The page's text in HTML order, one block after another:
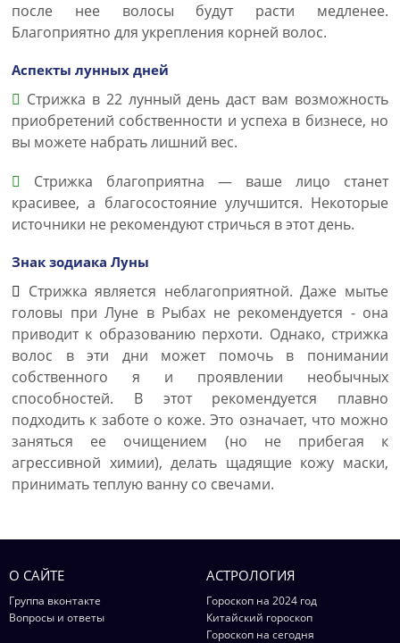
после нее волосы будут расти медленее.
Благоприятно для укрепления корней волос.
Аспекты лунных дней
Стрижка в 22 лунный день даст вам возможность
приобретений собственности и успеха в бизнесе, но
вы можете набрать лишний вес.
Стрижка благоприятна — ваше лицо станет
красивее, а благосостояние улучшится. Некоторые
источники не рекомендуют стричься в этот день.
Знак зодиака Луны
Стрижка является неблагоприятной. Даже мытье
головы при Луне в Рыбах не рекомендуется - она
приводит к образованию перхоти. Однако, стрижка
волос в эти дни может помочь в понимании
собственного я и проявлении необычных
способностей. В этот рекомендуется плавно
подходить к заботе о коже. Это означает, что можно
заняться ее очищением (но не прибегая к
агрессивной химии), делать щадящие кожу маски,
принимать теплую ванну со свечами.
О САЙТЕ
Группа вконтакте
Вопросы и ответы
АСТРОЛОГИЯ
Гороскоп на 2024 год
Китайский гороскоп
Гороскоп на сегодня